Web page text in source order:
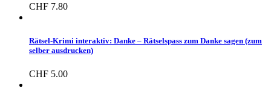
CHF 7.80
Rätsel-Krimi interaktiv: Danke – Rätselspass zum Danke sagen (zum
selber ausdrucken)
CHF 5.00